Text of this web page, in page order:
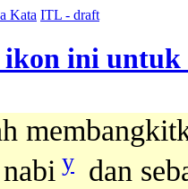
Kata ITL - draft
y dan